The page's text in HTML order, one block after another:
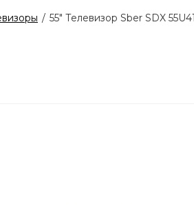
/ 55" Телевизор Sber SDX